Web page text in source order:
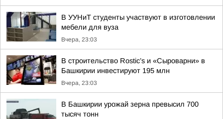
В УУНиТ студенты участвуют в изготовлении
мебели для вуза
Вчера, 23:03
В строительство Rostic’s и «Сыроварни» в
Башкирии инвестируют 195 млн
Вчера, 23:03
В Башкирии урожай зерна превысил 700
тысяч тонн